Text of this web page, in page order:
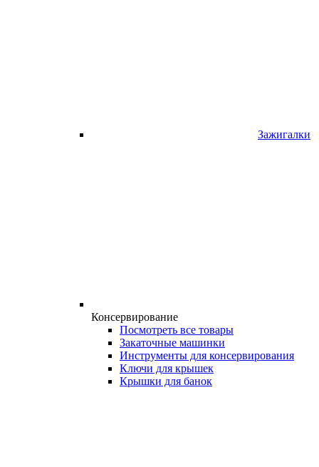
Зажигалки
Консервирование
Посмотреть все товары
Закаточные машинки
Инструменты для консервирования
Ключи для крышек
Крышки для банок